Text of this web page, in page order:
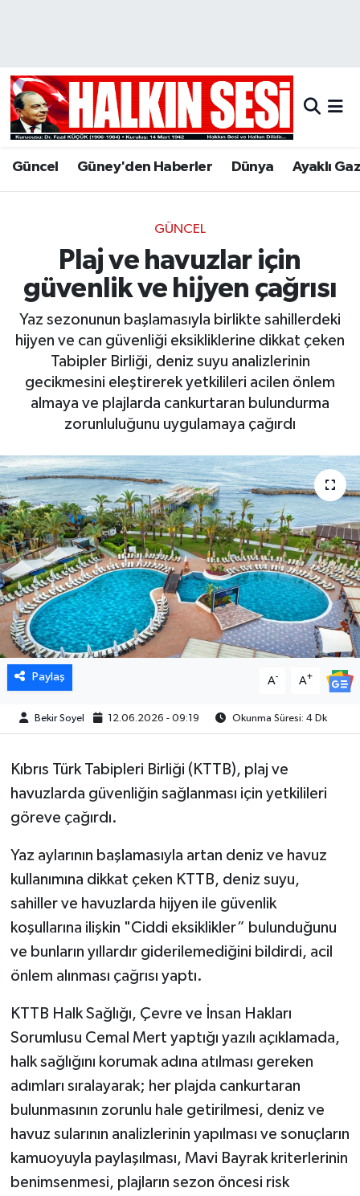
Güncel Güney'den Haberler Dünya Ayaklı
GÜNCEL
Plaj ve havuzlar için
güvenlik ve hijyen çağrısı
Yaz sezonunun başlamasıyla birlikte sahillerdeki
hijyen ve can güvenliği eksikliklerine dikkat çeken
Tabipler Birliği, deniz suyu analizlerinin
gecikmesini eleştirerek yetkilileri acilen önlem
almaya ve plajlarda cankurtaran bulundurma
zorunluluğunu uygulamaya çağırdı
Paylaş A- A+
Bekir Soyel 12.06.2026 - 09:19 Okunma Süresi: 4 Dk
Kıbrıs Türk Tabipleri Birliği (KTTB), plaj ve
havuzlarda güvenliğin sağlanması için yetkilileri
göreve çağırdı.
Yaz aylarının başlamasıyla artan deniz ve havuz
kullanımına dikkat çeken KTTB, deniz suyu,
sahiller ve havuzlarda hijyen ile güvenlik
koşullarına ilişkin "Ciddi eksiklikler” bulunduğunu
ve bunların yıllardır giderilemediğini bildirdi, acil
önlem alınması çağrısı yaptı.
KTTB Halk Sağlığı, Çevre ve İnsan Hakları
Sorumlusu Cemal Mert yaptığı yazılı açıklamada,
halk sağlığını korumak adına atılması gereken
adımları sıralayarak; her plajda cankurtaran
bulunmasının zorunlu hale getirilmesi, deniz ve
havuz sularının analizlerinin yapılması ve sonuçların
kamuoyuyla paylaşılması, Mavi Bayrak kriterlerinin
benimsenmesi, plajların sezon öncesi risk
Hava Durumu
Trafik Durumu
Son Dakika Haberleri